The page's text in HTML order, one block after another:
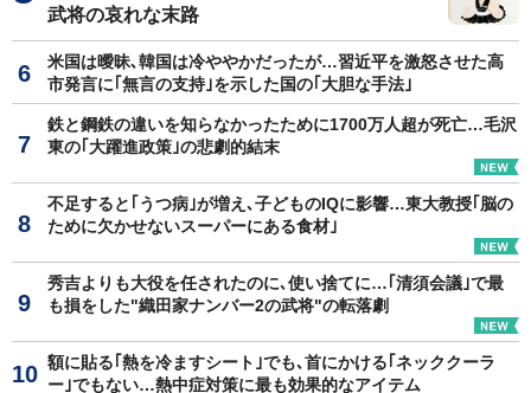
武将の哀れな末路
米国は曖昧､韓国は冷ややかだったが…習近平を激怒させた高
市発言に｢無言の支持｣を示した国の｢大胆な手法｣
鉄と鋼鉄の違いを知らなかったために1700万人超が死亡…毛沢
東の｢大躍進政策｣の悲劇的結末
不足すると｢うつ病｣が増え､子どものIQに影響…東大教授｢脳の
ために欠かせないスーパーにある食材｣
秀吉よりも大役を任されたのに､使い捨てに…｢清須会議｣で最
も損をした"織田家ナンバー2の武将"の転落劇
額に貼る｢熱を冷ますシート｣でも､首にかける｢ネッククーラ
ー｣でもない…熱中症対策に最も効果的なアイテム